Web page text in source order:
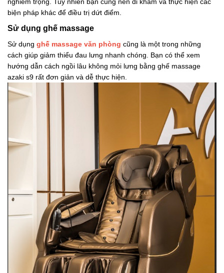
biện pháp khác để điều trị dứt điểm.
Sử dụng ghế massage
Sử dụng ghế massage văn phòng cũng là một trong những
cách giúp giảm thiểu đau lưng nhanh chóng. Bạn có thể xem
hướng dẫn cách ngồi lâu không mỏi lưng bằng ghế massage
azaki s9 rất đơn giản và dễ thực hiện.